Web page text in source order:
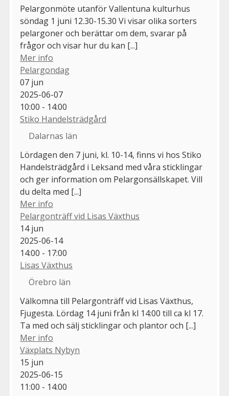
Pelargonmöte utanför Vallentuna kulturhus
söndag 1 juni 12.30-15.30 Vi visar olika sorters
pelargoner och berättar om dem, svarar på
frågor och visar hur du kan [...]
Mer info
Pelargondag
07 jun
2025-06-07
10:00 - 14:00
Stiko Handelsträdgård
Dalarnas län
Lördagen den 7 juni, kl. 10-14, finns vi hos Stiko
Handelsträdgård i Leksand med våra sticklingar
och ger information om Pelargonsällskapet. Vill
du delta med [...]
Mer info
Pelargonträff vid Lisas Växthus
14 jun
2025-06-14
14:00 - 17:00
Lisas Växthus
Örebro län
Välkomna till Pelargonträff vid Lisas Växthus,
Fjugesta. Lördag 14 juni från kl 14:00 till ca kl 17.
Ta med och sälj sticklingar och plantor och [...]
Mer info
Växplats Nybyn
15 jun
2025-06-15
11:00 - 14:00